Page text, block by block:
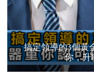
搞定領導的3個黃
你，升